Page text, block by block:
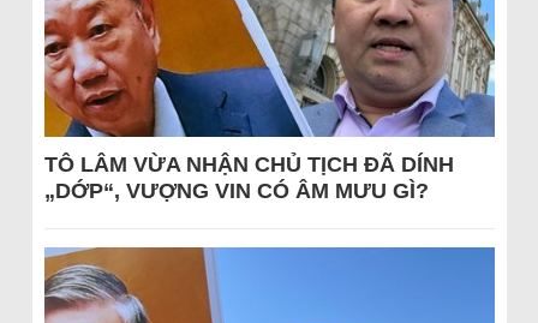
TÔ LÂM VỪA NHẬN CHỦ TỊCH ĐÃ DÍNH
„DỚP“, VƯỢNG VIN CÓ ÂM MƯU GÌ?